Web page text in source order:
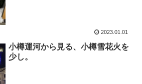
2023.01.01
小樽運河から見る、小樽雪花火を
少し。